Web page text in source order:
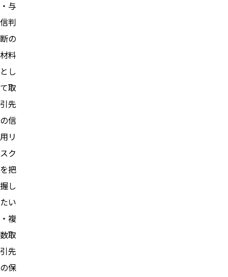
・与
信判
断の
材料
とし
て取
引先
の信
用リ
スク
を把
握し
たい
・複
数取
引先
の保